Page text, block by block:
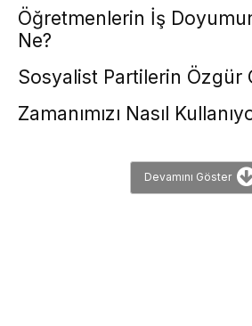
Öğretmenlerin İş
Ne?
Sosyalist Partilerin Özgür
Zamanımızı Nasıl
Devamını Göster